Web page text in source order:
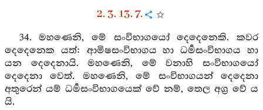
2. 3. 13. 7.
34. මහණෙනි, මේ සංවිභාගයෝ දෙදෙනෙකි. කවර
දෙදෙනෙක යත්: ආමිෂසංවිභාගය හා ධර්‍මසංවිභාගය හා
යන දෙදෙනායි. මහණෙනි, මේ වනාහි සංවිභාගයෝ
දෙදෙනා වෙත්. මහණෙනි, මේ සංවිභාගයන් දෙදෙනා
අතුරෙන් යම් ධර්‍මසංවිභාගයෙක් වේ නම්, තෙල අග්‍ර වේ ය
යි.